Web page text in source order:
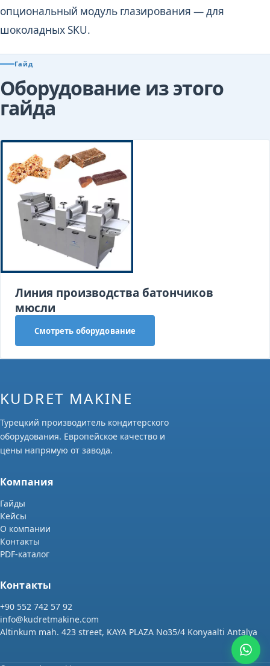
опциональный модуль глазирования — для
шоколадных SKU.
Гайд
Оборудование из этого
гайда
Линия производства батончиков
мюсли
Смотреть оборудование
KUDRET MAKINE
Турецкий производитель кондитерского
оборудования. Европейское качество и
цены напрямую от завода.
Компания
Гайды
Кейсы
О компании
Контакты
PDF-каталог
Контакты
+90 552 742 57 92
info@kudretmakine.com
Altinkum mah. 423 street, KAYA PLAZA No35/4 Konyaalti Antalya